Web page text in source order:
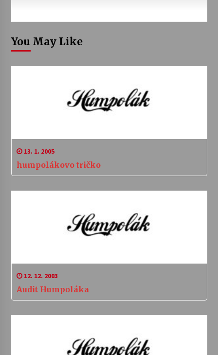
You May Like
13. 1. 2005
humpolákovo tričko
12. 12. 2003
Audit Humpoláka